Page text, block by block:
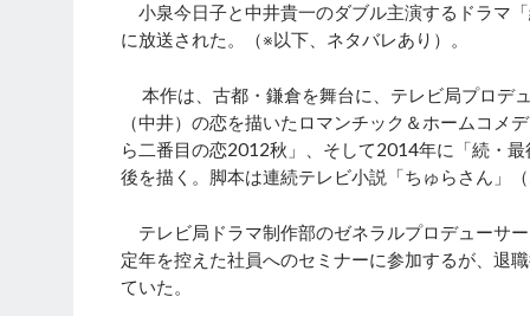
小泉今日子と中井貴一のダブル主演するドラマ
に放送された。（※以下、ネタバレあり）。
本作は、古都・鎌倉を舞台に、テレビ局プロデ
（中井）の恋を描いたロマンチック＆ホームコ
ら二番目の恋2012秋」、そして2014年に「続・
後を描く。脚本は連続テレビ小説「ちゅらさん」
テレビ局ドラマ制作部のゼネラルプロデューサ
定年を控えた社員へのセミナーに参加するが、退
ていた。